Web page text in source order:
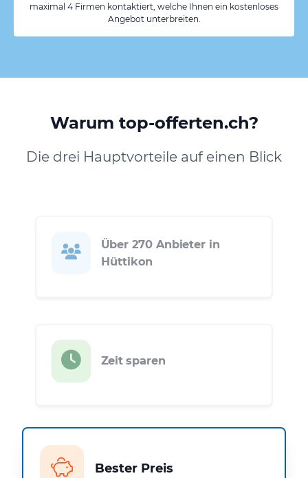
maximal 4 Firmen kontaktiert, welche Ihnen ein kostenloses
Angebot unterbreiten.
Warum top-offerten.ch?
Die drei Hauptvorteile auf einen Blick
Über 270 Anbieter in
Hüttikon
Zeit sparen
Bester Preis